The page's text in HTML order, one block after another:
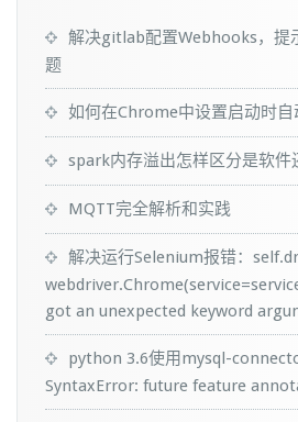
解决gitlab配置Webhooks，提
题
如何在Chrome中设置启动时
spark内存溢出怎样区分是软件
MQTT完全解析和实践
解决运行Selenium报错：
got an unexpected keyword
python 3.6使用mysql-
SyntaxError: future feature